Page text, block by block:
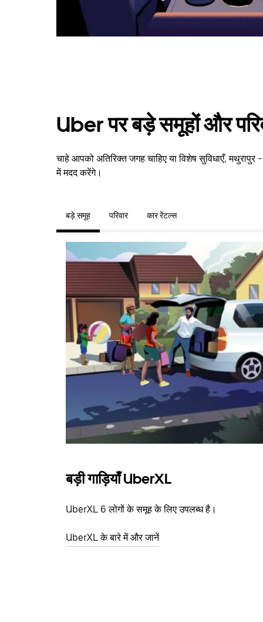
Uber पर बड़े समूहों और
चाहे आपको अतिरिक्त जगह चाहिए या विशेष सुविधाएँ,
में मदद करेंगे।
बड़े समूह परिवार कार रेंटल्स
बड़ी गाड़ियाँ UberXL
UberXL 6 लोगों के समूह के लिए उपलब्ध है।
UberXL के बारे में और जानें